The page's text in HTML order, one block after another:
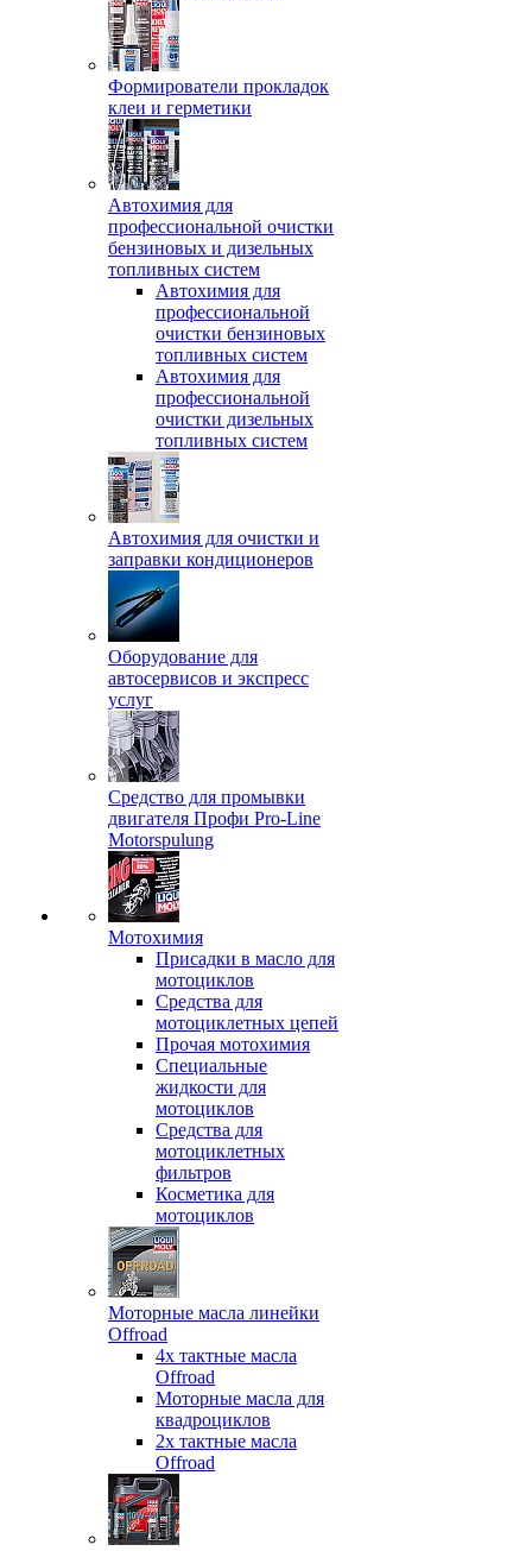
Формирователи прокладок
клеи и герметики
Автохимия для
профессиональной очистки
бензиновых и дизельных
топливных систем
Автохимия для
профессиональной
очистки бензиновых
топливных систем
Автохимия для
профессиональной
очистки дизельных
топливных систем
Автохимия для очистки и
заправки кондиционеров
Оборудование для
автосервисов и экспресс
услуг
Средство для промывки
двигателя Профи Pro-Line
Motorspulung
Мотохимия
Присадки в масло для
мотоциклов
Средства для
мотоциклетных цепей
Прочая мотохимия
Специальные
жидкости для
мотоциклов
Средства для
мотоциклетных
фильтров
Косметика для
мотоциклов
Моторные масла линейки
Offroad
4х тактные масла
Offroad
Моторные масла для
квадроциклов
2х тактные масла
Offroad